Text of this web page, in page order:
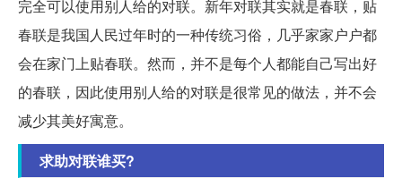
完全可以使用别人给的对联。新年对联其实就是春联，贴
春联是我国人民过年时的一种传统习俗，几乎家家户户都
会在家门上贴春联。然而，并不是每个人都能自己写出好
的春联，因此使用别人给的对联是很常见的做法，并不会
减少其美好寓意。
求助对联谁买?